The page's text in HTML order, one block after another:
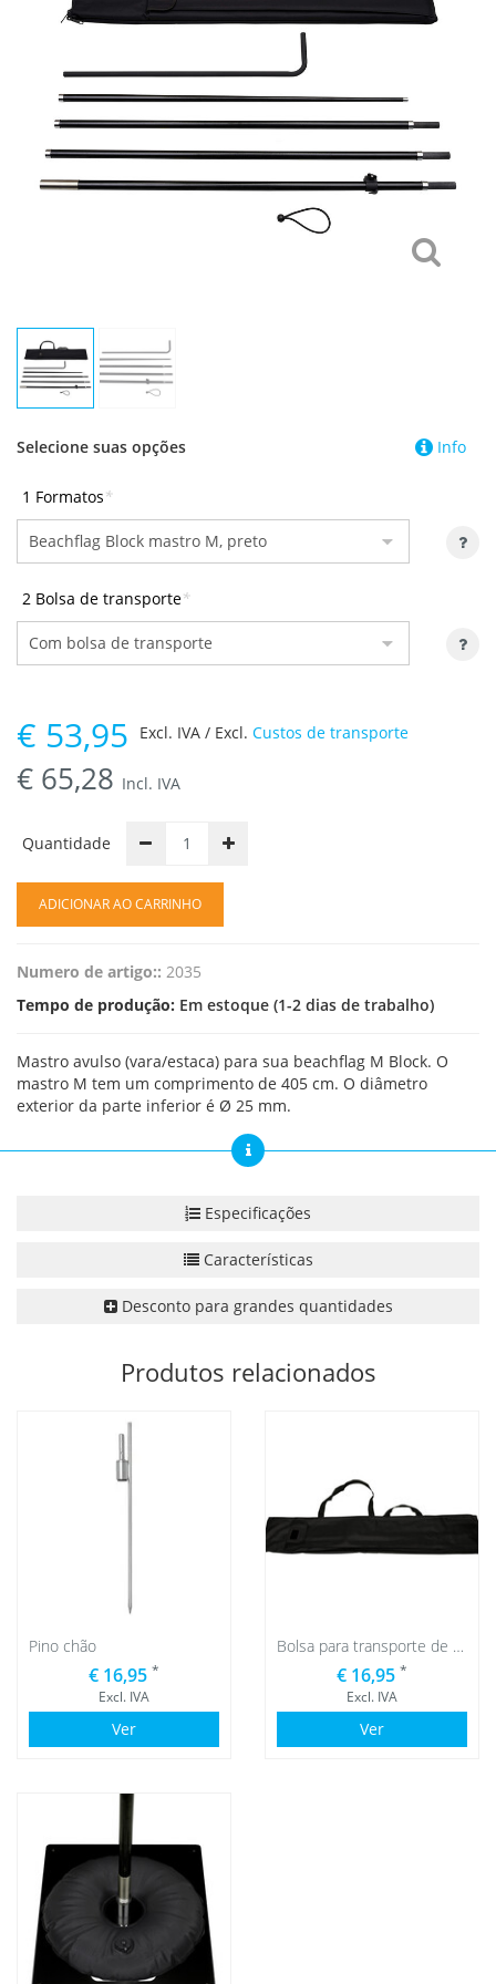
Info
Selecione suas opções
1 Formatos*
2 Bolsa de transporte*
€ 53,95
€ 65,28 Incl. IVA
Excl. IVA / Excl. Custos de transporte
Quantidade
ADICIONAR AO CARRINHO
Numero de artigo:: 2035
Tempo de produção: Em estoque (1-2 dias de trabalho)
Mastro avulso (vara/estaca) para sua beachflag M Block. O
mastro M tem um comprimento de 405 cm. O diâmetro
exterior da parte inferior é Ø 25 mm.
Especificações
Características
Desconto para grandes quantidades
Produtos relacionados
Pino chão
€ 16,95 *
Excl. IVA
Ver
Bolsa para transporte de beachflag
€ 16,95 *
Excl. IVA
Ver